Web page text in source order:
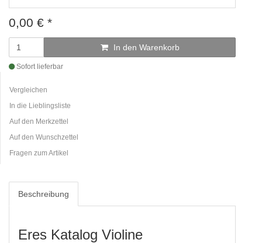
0,00 € *
In den Warenkorb
Sofort lieferbar
Vergleichen
In die Lieblingsliste
Auf den Merkzettel
Auf den Wunschzettel
Fragen zum Artikel
Beschreibung
Eres Katalog Violine